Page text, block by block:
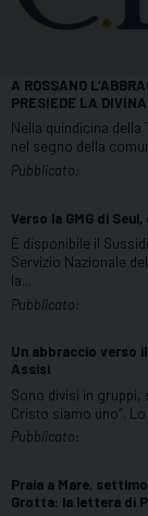
A ROSSANO
PRESIEDE LA
Nella quindicina della
nel segno della
Verso la GMG di
È disponibile il
Servizio Nazionale
la...
Un abbraccio verso
Assisi
Sono divisi in gruppi,
Cristo siamo uno”.
Praia a Mare,
Grotta: la lettera di